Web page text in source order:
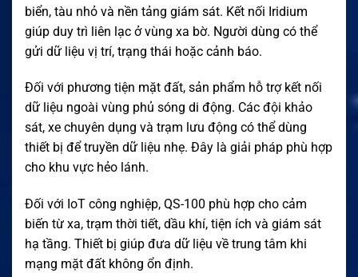
biển, tàu nhỏ và nền tảng giám sát. Kết nối Iridium
giúp duy trì liên lạc ở vùng xa bờ. Người dùng có thể
gửi dữ liệu vị trí, trạng thái hoặc cảnh báo.
Đối với phương tiện mặt đất, sản phẩm hỗ trợ kết nối
dữ liệu ngoài vùng phủ sóng di động. Các đội khảo
sát, xe chuyên dụng và trạm lưu động có thể dùng
thiết bị để truyền dữ liệu nhẹ. Đây là giải pháp phù hợp
cho khu vực hẻo lánh.
Đối với IoT công nghiệp, QS-100 phù hợp cho cảm
biến từ xa, trạm thời tiết, dầu khí, tiện ích và giám sát
hạ tầng. Thiết bị giúp đưa dữ liệu về trung tâm khi
mạng mặt đất không ổn định.